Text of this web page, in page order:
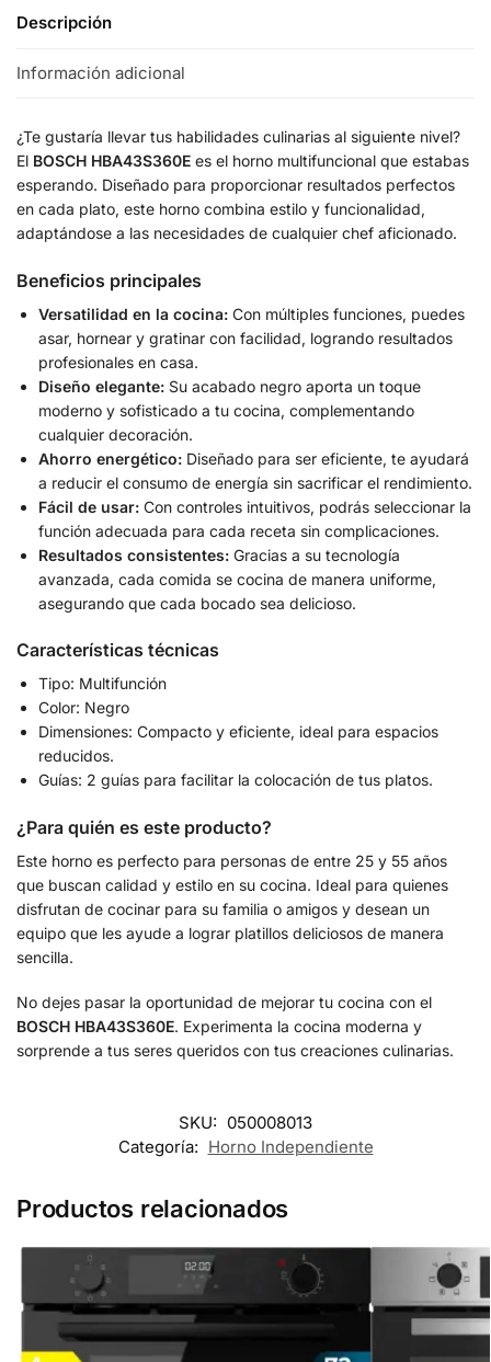
Descripción
Información adicional
¿Te gustaría llevar tus habilidades culinarias al siguiente nivel?
El BOSCH HBA43S360E es el horno multifuncional que estabas
esperando. Diseñado para proporcionar resultados perfectos
en cada plato, este horno combina estilo y funcionalidad,
adaptándose a las necesidades de cualquier chef aficionado.
Beneficios principales
Versatilidad en la cocina: Con múltiples funciones, puedes
asar, hornear y gratinar con facilidad, logrando resultados
profesionales en casa.
Diseño elegante: Su acabado negro aporta un toque
moderno y sofisticado a tu cocina, complementando
cualquier decoración.
Ahorro energético: Diseñado para ser eficiente, te ayudará
a reducir el consumo de energía sin sacrificar el rendimiento.
Fácil de usar: Con controles intuitivos, podrás seleccionar la
función adecuada para cada receta sin complicaciones.
Resultados consistentes: Gracias a su tecnología
avanzada, cada comida se cocina de manera uniforme,
asegurando que cada bocado sea delicioso.
Características técnicas
Tipo: Multifunción
Color: Negro
Dimensiones: Compacto y eficiente, ideal para espacios
reducidos.
Guías: 2 guías para facilitar la colocación de tus platos.
¿Para quién es este producto?
Este horno es perfecto para personas de entre 25 y 55 años
que buscan calidad y estilo en su cocina. Ideal para quienes
disfrutan de cocinar para su familia o amigos y desean un
equipo que les ayude a lograr platillos deliciosos de manera
sencilla.
No dejes pasar la oportunidad de mejorar tu cocina con el
BOSCH HBA43S360E. Experimenta la cocina moderna y
sorprende a tus seres queridos con tus creaciones culinarias.
SKU: 050008013
Categoría: Horno Independiente
Productos relacionados